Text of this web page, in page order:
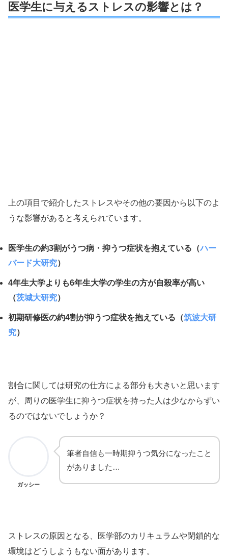
医学生に与えるストレスの影響とは？
上の項目で紹介したストレスやその他の要因から以下のよ
うな影響があると考えられています。
医学生の約3割がうつ病・抑うつ症状を抱えている（ハー
バード大研究）
4年生大学よりも6年生大学の学生の方が自殺率が高い
（茨城大研究）
初期研修医の約4割が抑うつ症状を抱えている（筑波大研
究）
割合に関しては研究の仕方による部分も大きいと思います
が、周りの医学生に抑うつ症状を持った人は少なからずい
るのではないでしょうか？
ガッシー
筆者自信も一時期抑うつ気分になったこと
がありました…
ストレスの原因となる、医学部のカリキュラムや閉鎖的な
環境はどうしようもない面があります。